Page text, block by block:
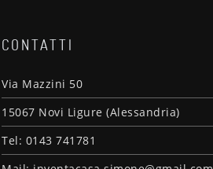
CONTATTI
Via Mazzini 50
15067 Novi Ligure (Alessandria)
Tel: 0143 741781